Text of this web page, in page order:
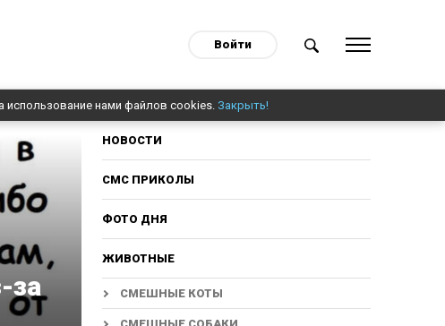
Войти
использование нами файлов cookies. Закрыть!
за
НОВОСТИ
СМС ПРИКОЛЫ
ФОТО ДНЯ
ЖИВОТНЫЕ
СМЕШНЫЕ КОТЫ
СМЕШНЫЕ СОБАКИ